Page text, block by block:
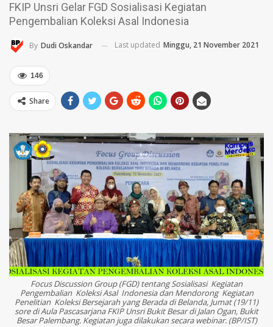
FKIP Unsri Gelar FGD Sosialisasi Kegiatan
Pengembalian Koleksi Asal Indonesia
By Dudi Oskandar Last updated Minggu, 21 November 2021
146
Share
Focus Discussion Group (FGD) tentang Sosialisasi Kegiatan
Pengembalian Koleksi Asal Indonesia dan Mendorong Kegiatan
Penelitian Koleksi Bersejarah yang Berada di Belanda, Jumat (19/11)
sore di Aula Pascasarjana FKIP Unsri Bukit Besar di Jalan Ogan, Bukit
Besar Palembang. Kegiatan juga dilakukan secara webinar. (BP/IST)